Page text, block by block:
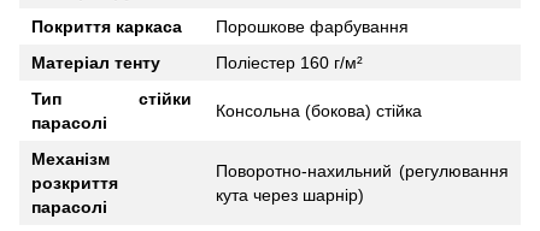
Покриття каркаса
Порошкове фарбування
Матеріал тенту
Поліестер 160 г/м²
Тип стійки
парасолі
Консольна (бокова) стійка
Механізм
розкриття
парасолі
Поворотно-нахильний (регулювання
кута через шарнір)